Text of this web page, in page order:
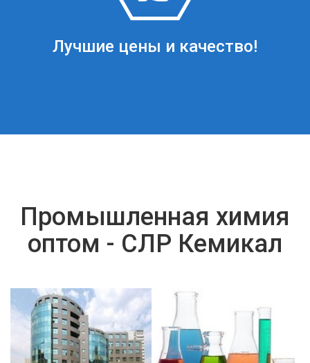
Лучшие цены и качество!
Промышленная химия
оптом - СЛР Кемикал